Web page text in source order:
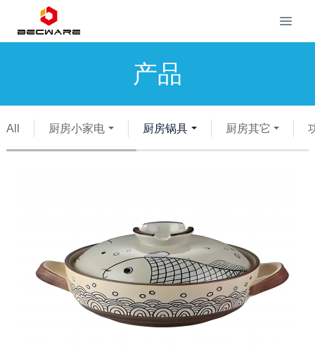
产品
All 厨房小家电 厨房锅具 厨房其它